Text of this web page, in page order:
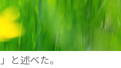
」と述べた。